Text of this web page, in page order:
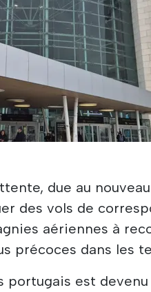
due au
des vols de
aériennes à
précoces dans les
est devenu